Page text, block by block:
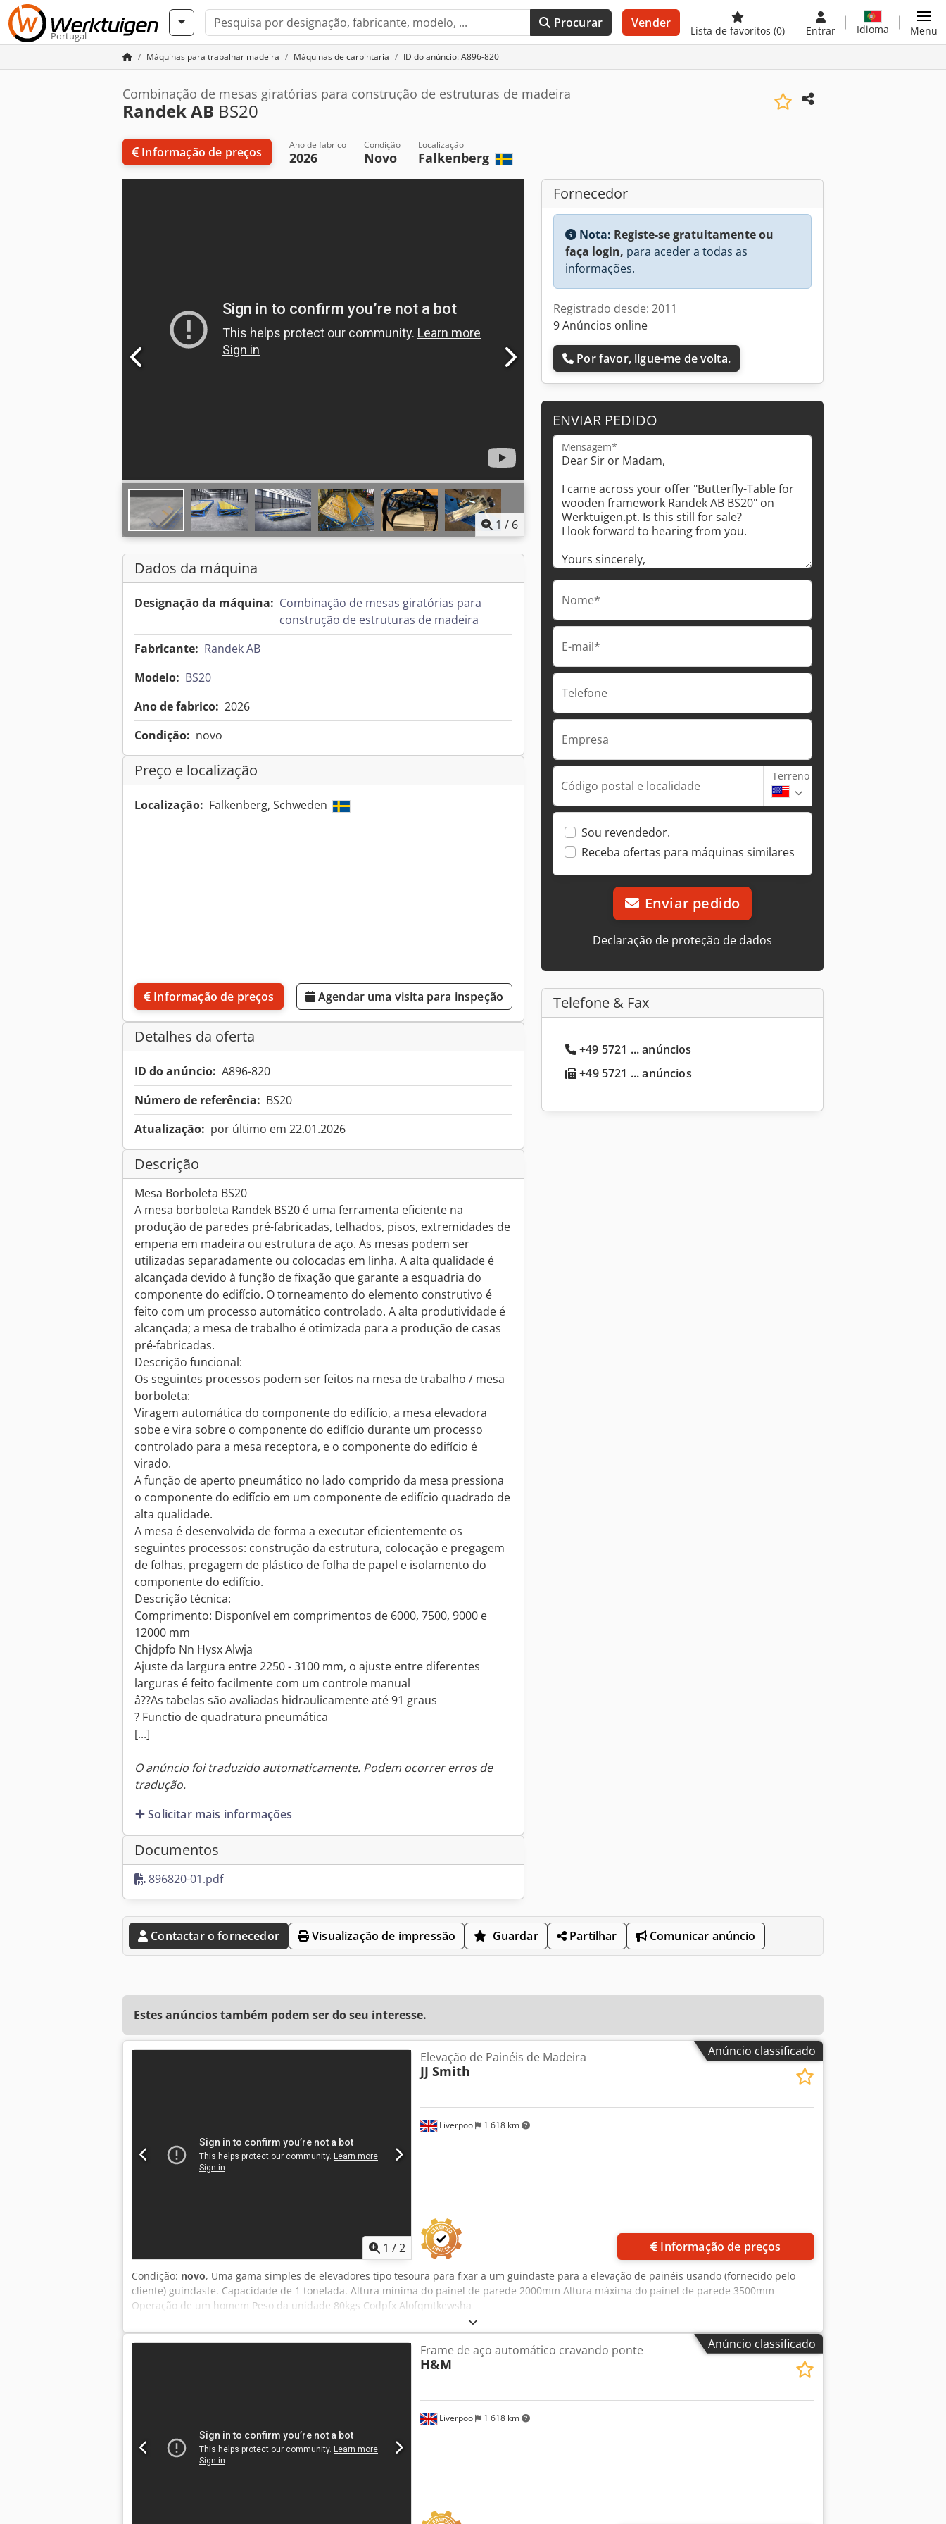
Portugal
Procurar Vender
Lista de favoritos (0) Entrar Idioma Menu
Máquinas para trabalhar madeira Máquinas de carpintaria ID do anúncio: A896-820
Combinação de mesas giratórias para construção de estruturas de madeira
Randek AB BS20
Informação de preços Ano de fabrico
2026
Condição
Novo
Localização
Falkenberg
1 / 6
Dados da máquina
Designação da máquina: Combinação de mesas giratórias para
construção de estruturas de madeira
Fabricante: Randek AB
Modelo: BS20
Ano de fabrico: 2026
Condição: novo
Preço e localização
Localização: Falkenberg, Schweden
Informação de preços Agendar uma visita para inspeção
Detalhes da oferta
ID do anúncio: A896-820
Número de referência: BS20
Atualização: por último em 22.01.2026
Descrição
Mesa Borboleta BS20
A mesa borboleta Randek BS20 é uma ferramenta eficiente na
produção de paredes pré-fabricadas, telhados, pisos, extremidades de
empena em madeira ou estrutura de aço. As mesas podem ser
utilizadas separadamente ou colocadas em linha. A alta qualidade é
alcançada devido à função de fixação que garante a esquadria do
componente do edifício. O torneamento do elemento construtivo é
feito com um processo automático controlado. A alta produtividade é
alcançada; a mesa de trabalho é otimizada para a produção de casas
pré-fabricadas.
Descrição funcional:
Os seguintes processos podem ser feitos na mesa de trabalho / mesa
borboleta:
Viragem automática do componente do edifício, a mesa elevadora
sobe e vira sobre o componente do edifício durante um processo
controlado para a mesa receptora, e o componente do edifício é
virado.
A função de aperto pneumático no lado comprido da mesa pressiona
o componente do edifício em um componente de edifício quadrado de
alta qualidade.
A mesa é desenvolvida de forma a executar eficientemente os
seguintes processos: construção da estrutura, colocação e pregagem
de folhas, pregagem de plástico de folha de papel e isolamento do
componente do edifício.
Descrição técnica:
Comprimento: Disponível em comprimentos de 6000, 7500, 9000 e
12000 mm
Chjdpfo Nn Hysx Alwja
Ajuste da largura entre 2250 - 3100 mm, o ajuste entre diferentes
larguras é feito facilmente com um controle manual
â??As tabelas são avaliadas hidraulicamente até 91 graus
? Functio de quadratura pneumática
[...]
O anúncio foi traduzido automaticamente. Podem ocorrer erros de
tradução.
Solicitar mais informações
Documentos
896820-01.pdf
Fornecedor
Nota: Registe-se gratuitamente ou
faça login, para aceder a todas as
informações.
Registrado desde: 2011
9 Anúncios online
Por favor, ligue-me de volta.
ENVIAR PEDIDO
Mensagem*
Nome*
E-mail*
Telefone
Empresa
Código postal e localidade
Terreno
Sou revendedor.
Receba ofertas para máquinas similares
Enviar pedido
Declaração de proteção de dados
Telefone & Fax
+49 5721 ... anúncios
+49 5721 ... anúncios
Contactar o fornecedor Visualização de impressão Guardar Partilhar Comunicar anúncio
Estes anúncios também podem ser do seu interesse.
Anúncio classificado
1 /2
Liverpool 1 618 km
Elevação de Painéis de Madeira
JJ Smith
Informação de preços
Condição: novo, Uma gama simples de elevadores tipo tesoura para fixar a um guindaste para a elevação de painéis usando (fornecido pelo
cliente) guindaste. Capacidade de 1 tonelada. Altura mínima do painel de parede 2000mm Altura máxima do painel de parede 3500mm
Operação de um homem Peso da unidade 80kgs Codpfx Alofqmtkewsha
Anúncio classificado
Liverpool 1 618 km
Frame de aço automático cravando ponte
H&M